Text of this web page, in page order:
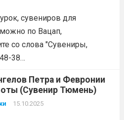
сувениров для
по Вацап,
со слова "Сувениры,
38…
Петра и Февронии
(Сувенир Тюмень)
15.10.2025